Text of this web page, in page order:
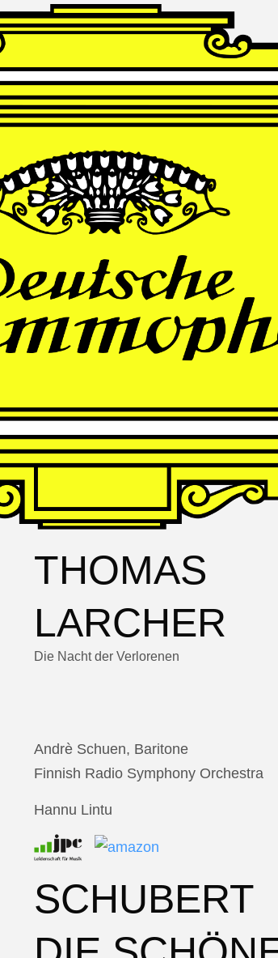
Schuen at Deutsche Grammophon
FRANZ
SCHUBERT
Schwanengesang
Andrè Schuen, Baritone
Daniel Heide, Piano
THOMAS
LARCHER
Die Nacht der Verlorenen
Andrè Schuen, Baritone
Finnish Radio Symphony Orchestra
Hannu Lintu
SCHUBERT